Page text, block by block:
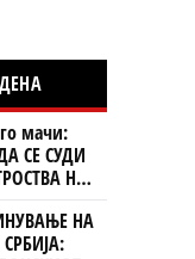
мачи:
СЕ СУДИ
НА
НА